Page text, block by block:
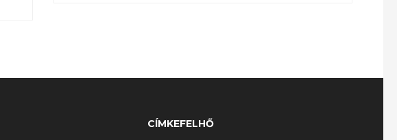
CÍMKEFELHŐ